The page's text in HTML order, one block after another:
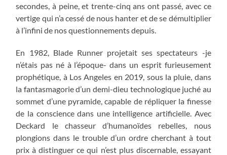
secondes, à peine, et trente-cinq ans ont passé, avec ce
vertige qui n’a cessé de nous hanter et de se démultiplier
à l’infini de nos questionnements depuis.
En 1982, Blade Runner projetait ses spectateurs -je
n’étais pas né à l’époque- dans un esprit furieusement
prophétique, à Los Angeles en 2019, sous la pluie, dans
la fantasmagorie d’un demi-dieu technologique juché au
sommet d’une pyramide, capable de répliquer la finesse
de la conscience dans une intelligence artificielle. Avec
Deckard le chasseur d’humanoïdes rebelles, nous
plongions dans le trouble d’un ordre cherchant à tout
prix à distinguer ce qui n’est plus discernable, essayant